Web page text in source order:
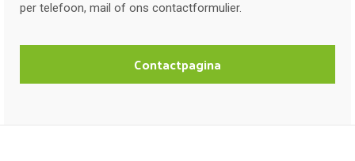
per telefoon, mail of ons contactformulier.
Contactpagina